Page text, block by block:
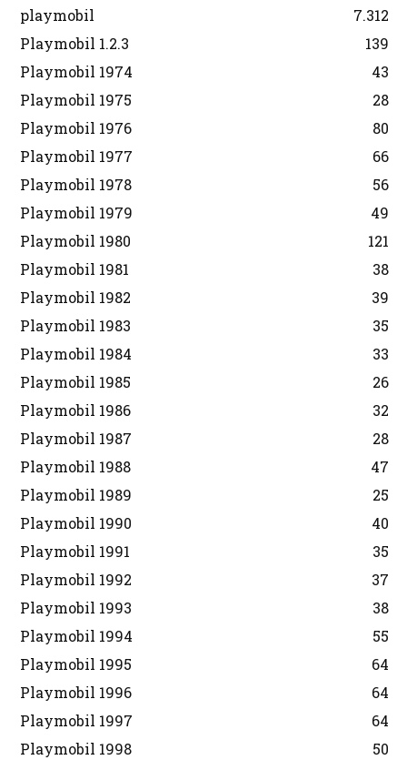
playmobil
7.312
Playmobil 1.2.3
139
Playmobil 1974
43
Playmobil 1975
28
Playmobil 1976
80
Playmobil 1977
66
Playmobil 1978
56
Playmobil 1979
49
Playmobil 1980
121
Playmobil 1981
38
Playmobil 1982
39
Playmobil 1983
35
Playmobil 1984
33
Playmobil 1985
26
Playmobil 1986
32
Playmobil 1987
28
Playmobil 1988
47
Playmobil 1989
25
Playmobil 1990
40
Playmobil 1991
35
Playmobil 1992
37
Playmobil 1993
38
Playmobil 1994
55
Playmobil 1995
64
Playmobil 1996
64
Playmobil 1997
64
Playmobil 1998
50